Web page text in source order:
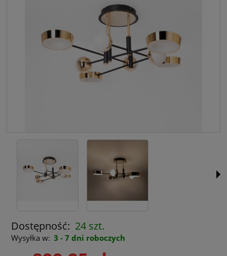
Dostępność: 24 szt.
Wysyłka w: 3 - 7 dni roboczych